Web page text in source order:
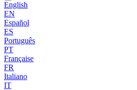
English
EN
Español
ES
Português
PT
Française
FR
Italiano
IT